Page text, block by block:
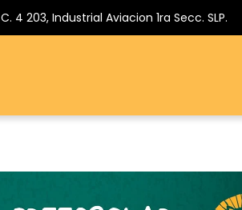
C. 4 203, Industrial Aviacion 1ra Secc. SLP.